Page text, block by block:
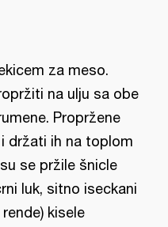
za meso.
na ulju sa obe
Propržene
držati ih na toplom
se pržile šnicle
luk, sitno iseckani
kisele